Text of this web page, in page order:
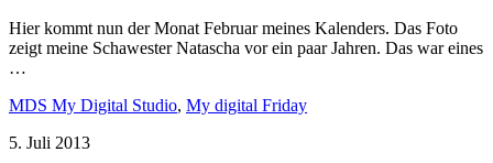
Hier kommt nun der Monat Februar meines Kalenders. Das Foto
zeigt meine Schawester Natascha vor ein paar Jahren. Das war eines
…
MDS My Digital Studio, My digital Friday
5. Juli 2013